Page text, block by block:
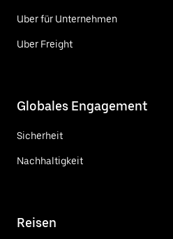
Uber für Unternehmen
Uber Freight
Globales Engagement
Sicherheit
Nachhaltigkeit
Reisen